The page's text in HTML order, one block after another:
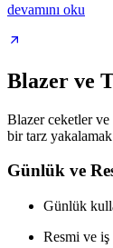
devamını oku
Blazer ve
Blazer ceketler ve
bir tarz
Günlük ve
Günlük
Resmi ve iş